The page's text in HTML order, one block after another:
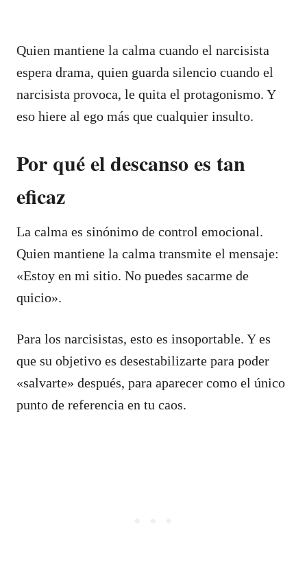
Quien mantiene la calma cuando el narcisista
espera drama, quien guarda silencio cuando el
narcisista provoca, le quita el protagonismo. Y
eso hiere al ego más que cualquier insulto.
Por qué el descanso es tan
eficaz
La calma es sinónimo de control emocional.
Quien mantiene la calma transmite el mensaje:
«Estoy en mi sitio. No puedes sacarme de
quicio».
Para los narcisistas, esto es insoportable. Y es
que su objetivo es desestabilizarte para poder
«salvarte» después, para aparecer como el único
punto de referencia en tu caos.